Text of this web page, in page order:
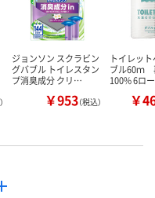
ジョンソン スクラビン
グバブル トイレスタン
プ消臭成分 クリ…
￥953（税込）
トイレッ
ブル60ｍ
100% 6ロ
￥